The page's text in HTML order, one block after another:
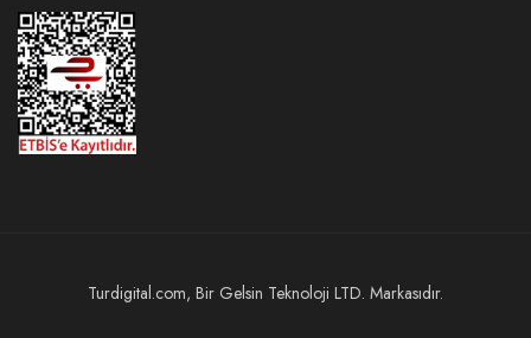
Turdigital.com, Bir Gelsin Teknoloji LTD. Markasıdır.